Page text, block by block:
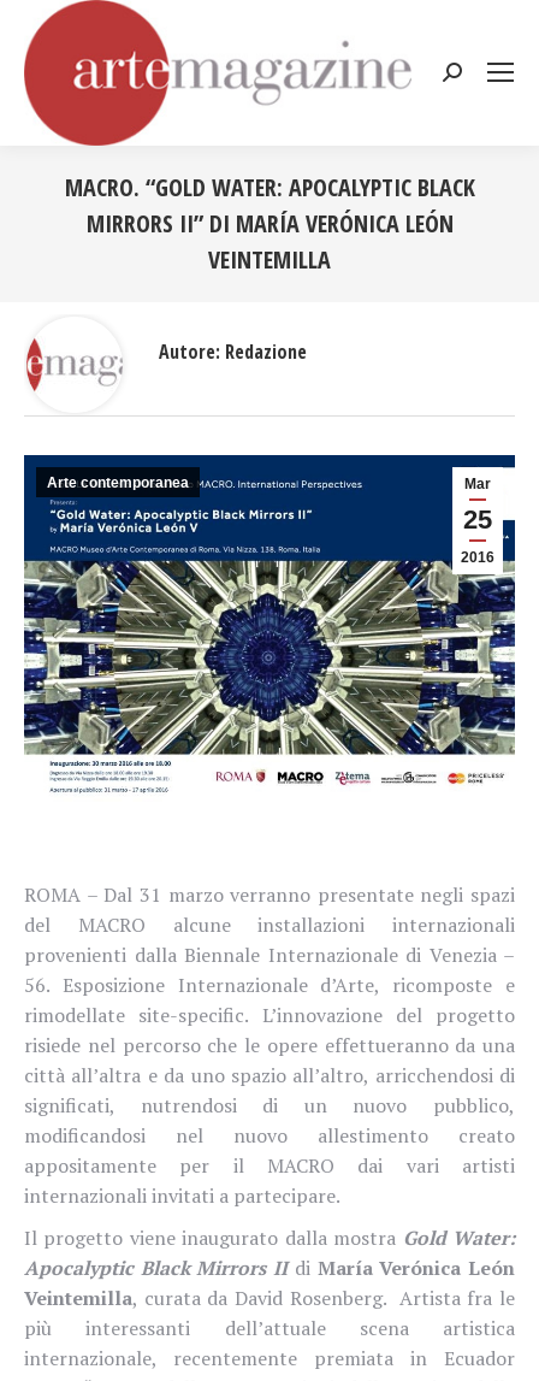
Cerca:
MACRO. “GOLD WATER: APOCALYPTIC BLACK
MIRRORS II” DI MARÍA VERÓNICA LEÓN
VEINTEMILLA
Mar
25
2016
Arte contemporanea
ROMA – Dal 31 marzo verranno presentate negli spazi
del MACRO alcune installazioni internazionali
provenienti dalla Biennale Internazionale di Venezia –
56. Esposizione Internazionale d’Arte, ricomposte e
rimodellate site-specific. L’innovazione del progetto
risiede nel percorso che le opere effettueranno da una
città all’altra e da uno spazio all’altro, arricchendosi di
significati, nutrendosi di un nuovo pubblico,
modificandosi nel nuovo allestimento creato
appositamente per il MACRO dai vari artisti
internazionali invitati a partecipare.
Il progetto viene inaugurato dalla mostra Gold Water:
Apocalyptic Black Mirrors II di María Verónica León
Veintemilla, curata da David Rosenberg. Artista fra le
più interessanti dell’attuale scena artistica
internazionale, recentemente premiata in Ecuador
Autore: Redazione